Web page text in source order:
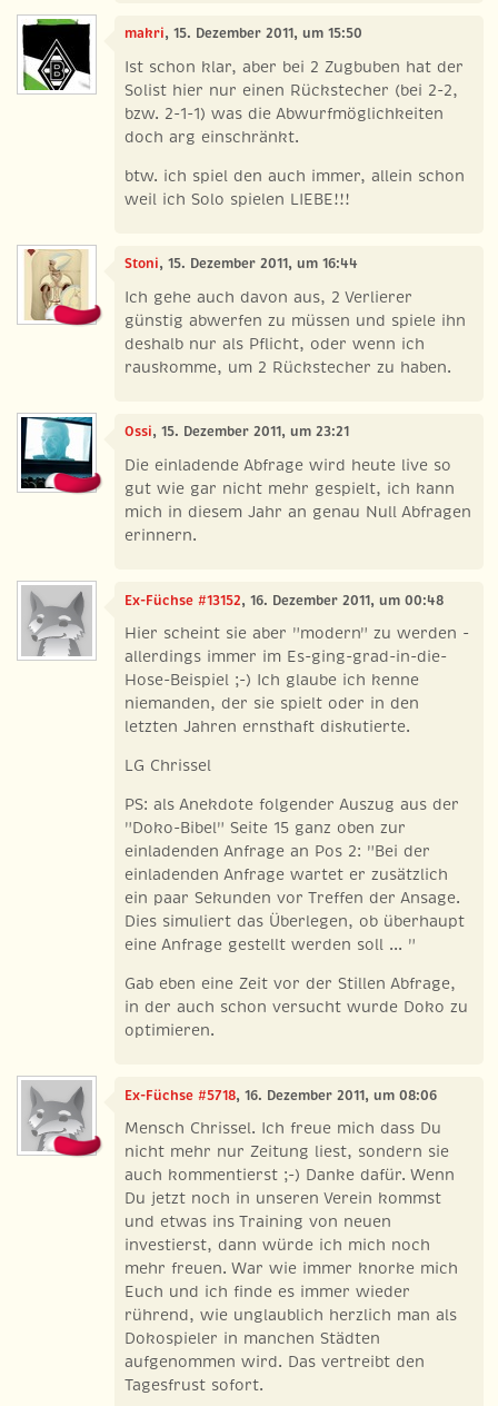
makri, 15. Dezember 2011, um 15:50
Ist schon klar, aber bei 2 Zugbuben hat der
Solist hier nur einen Rückstecher (bei 2-2,
bzw. 2-1-1) was die Abwurfmöglichkeiten
doch arg einschränkt.
btw. ich spiel den auch immer, allein schon
weil ich Solo spielen LIEBE!!!
Stoni, 15. Dezember 2011, um 16:44
Ich gehe auch davon aus, 2 Verlierer
günstig abwerfen zu müssen und spiele ihn
deshalb nur als Pflicht, oder wenn ich
rauskomme, um 2 Rückstecher zu haben.
Ossi, 15. Dezember 2011, um 23:21
Die einladende Abfrage wird heute live so
gut wie gar nicht mehr gespielt, ich kann
mich in diesem Jahr an genau Null Abfragen
erinnern.
Ex-Füchse #13152, 16. Dezember 2011, um 00:48
Hier scheint sie aber "modern" zu werden -
allerdings immer im Es-ging-grad-in-die-
Hose-Beispiel ;-) Ich glaube ich kenne
niemanden, der sie spielt oder in den
letzten Jahren ernsthaft diskutierte.
LG Chrissel
PS: als Anekdote folgender Auszug aus der
"Doko-Bibel" Seite 15 ganz oben zur
einladenden Anfrage an Pos 2: "Bei der
einladenden Anfrage wartet er zusätzlich
ein paar Sekunden vor Treffen der Ansage.
Dies simuliert das Überlegen, ob überhaupt
eine Anfrage gestellt werden soll ... "
Gab eben eine Zeit vor der Stillen Abfrage,
in der auch schon versucht wurde Doko zu
optimieren.
Ex-Füchse #5718, 16. Dezember 2011, um 08:06
Mensch Chrissel. Ich freue mich dass Du
nicht mehr nur Zeitung liest, sondern sie
auch kommentierst ;-) Danke dafür. Wenn
Du jetzt noch in unseren Verein kommst
und etwas ins Training von neuen
investierst, dann würde ich mich noch
mehr freuen. War wie immer knorke mich
Euch und ich finde es immer wieder
rührend, wie unglaublich herzlich man als
Dokospieler in manchen Städten
aufgenommen wird. Das vertreibt den
Tagesfrust sofort.